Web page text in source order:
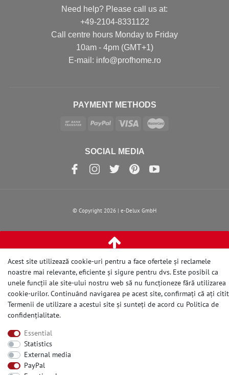
Need help? Please call us at:
+49-2104-8331122
Call centre hours Monday to Friday
10am - 4pm (GMT+1)
Е-mail: info@profhome.ro
PAYMENT METHODS
SOCIAL MEDIA
© Copyright 2026 | e-Delux GmbH
Acest site utilizează cookie-uri pentru a face ofertele și reclamele
noastre mai relevante, eficiente și sigure pentru dvs. Este posibil ca
unele funcții ale site-ului nostru web să nu funcționeze fără utilizarea
cookie-urilor. Continuând navigarea pe acest site, confirmați că ați citit
Termenii de utilizare a acestui site și sunteți de acord cu Politica de
confidențialitate.
Essential
Statistics
External media
PayPal